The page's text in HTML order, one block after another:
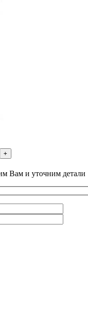
+
Вам и уточним детали